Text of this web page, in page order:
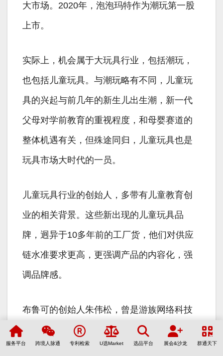
大市场。2020年，泡泡玛特作为潮玩第一股
上市。
实际上，机会属于大玩具行业，包括潮玩，
也包括儿童玩具。与潮玩略有不同，儿童玩
具的兴起与前几年的新生儿出生潮，新一代
父母对学前教育的重视程度，和母婴赛道的
整体机遇有关，但殊途同归，儿童玩具也是
玩具市场大时代的一员。
儿童玩具行业的创始人，多带有儿童教育创
业的相关背景。这些新出现的儿童玩具品
牌，迥异于10多年前的工厂货，他们对供应
链水准要求更高，更强调产品的内容化，强
调品牌感。
布鲁可的创始人朱伟松，曾是游族网络科技
的创始人，他离开游族后的第一个创业尝试
服务平台 跨境人脉通 专利检索 U选Market 选品平台 展会&沙龙 群通天下